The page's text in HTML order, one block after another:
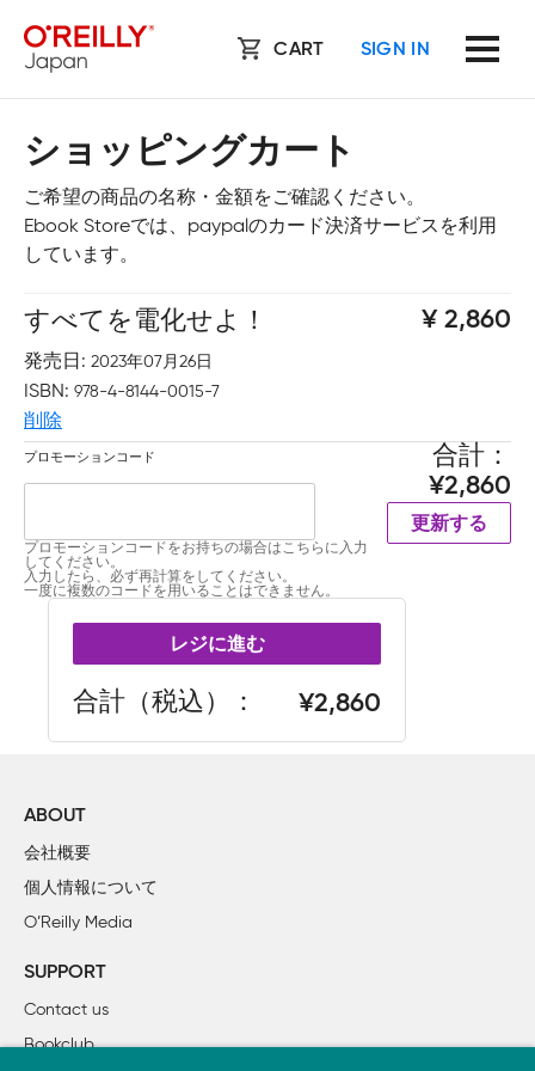
CART SIGN IN
ショッピングカート
ご希望の商品の名称・金額をご確認ください。
Ebook Storeでは、paypalのカード決済サービスを利用
しています。
すべてを電化せよ！
発売日 2023年07月26日
ISBN 978-4-8144-0015-7
削除
2,860
プロモーションコード
プロモーションコードをお持ちの場合はこちらに入力
してください。
入力したら、必ず再計算をしてください。
一度に複数のコードを用いることはできません。
合計
2,860
更新する
レジに進む
合計（税込） 2,860
ABOUT
会社概要
個人情報について
O’Reilly Media
SUPPORT
Contact us
Bookclub